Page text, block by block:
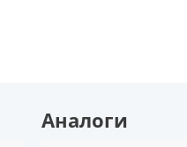
Аналоги